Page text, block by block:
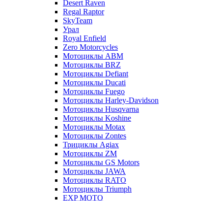
Desert Raven
Regal Raptor
SkyTeam
Урал
Royal Enfield
Zero Motorcycles
Мотоциклы ABM
Мотоциклы BRZ
Мотоциклы Defiant
Мотоциклы Ducati
Мотоциклы Fuego
Мотоциклы Harley-Davidson
Мотоциклы Husqvarna
Мотоциклы Koshine
Мотоциклы Motax
Мотоциклы Zontes
Трициклы Agiax
Мотоциклы ZM
Мотоциклы GS Motors
Мотоциклы JAWA
Мотоциклы RATO
Мотоциклы Triumph
EXP MOTO